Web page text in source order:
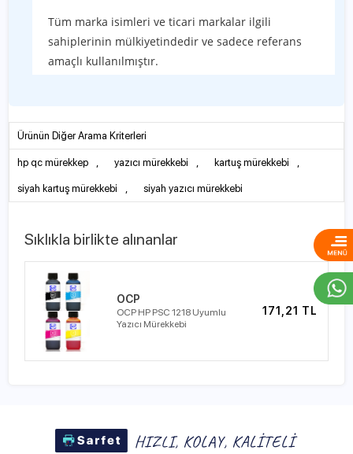
Tüm marka isimleri ve ticari markalar ilgili
sahiplerinin mülkiyetindedir ve sadece referans
amaçlı kullanılmıştır.
Ürünün Diğer Arama Kriterleri
hp qc mürekkep , yazıcı mürekkebi , kartuş mürekkebi ,
siyah kartuş mürekkebi , siyah yazıcı mürekkebi
Sıklıkla birlikte alınanlar
OCP
OCP HP PSC 1218 Uyumlu
Yazıcı Mürekkebi
171,21 TL